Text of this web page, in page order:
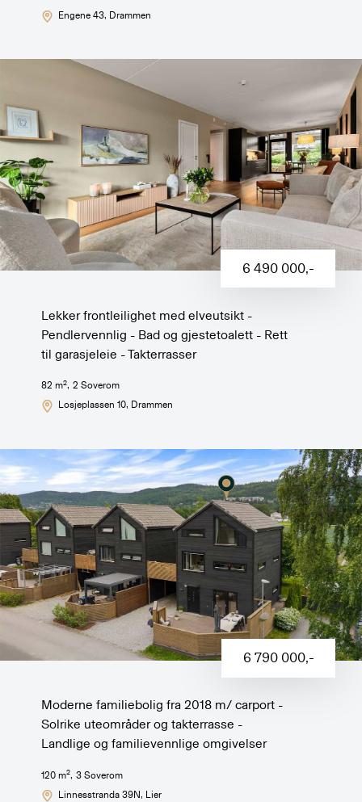
Engene 43, Drammen
6 490 000,-
Lekker frontleilighet med elveutsikt -
Pendlervennlig - Bad og gjestetoalett - Rett
til garasjeleie - Takterrasser
82 m2, 2 Soverom
Losjeplassen 10, Drammen
6 790 000,-
Moderne familiebolig fra 2018 m/ carport -
Solrike uteområder og takterrasse -
Landlige og familievennlige omgivelser
120 m2, 3Soverom
Linnesstranda 39N, Lier